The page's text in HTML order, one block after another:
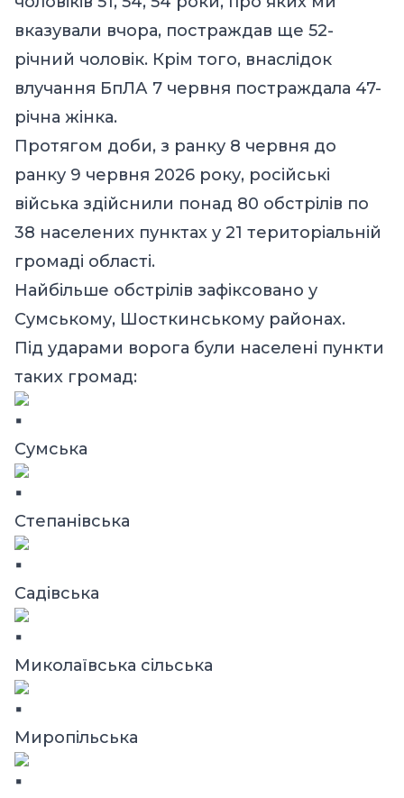
вказували вчора, постраждав ще 52-
річний чоловік. Крім того, внаслідок
влучання БпЛА 7 червня постраждала 47-
річна жінка.
Протягом доби, з ранку 8 червня до
ранку 9 червня 2026 року, російські
війська здійснили понад 80 обстрілів по
38 населених пунктах у 21 територіальній
громаді області.
Найбільше обстрілів зафіксовано у
Сумському, Шосткинському районах.
Під ударами ворога були населені пункти
таких громад:
Сумська
Степанівська
Садівська
Миколаївська сільська
Миропільська